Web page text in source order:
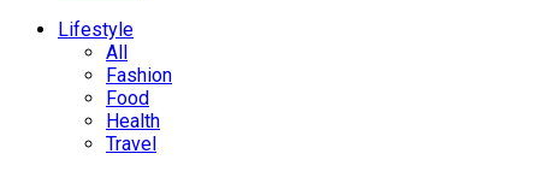
Lifestyle
All
Fashion
Food
Health
Travel